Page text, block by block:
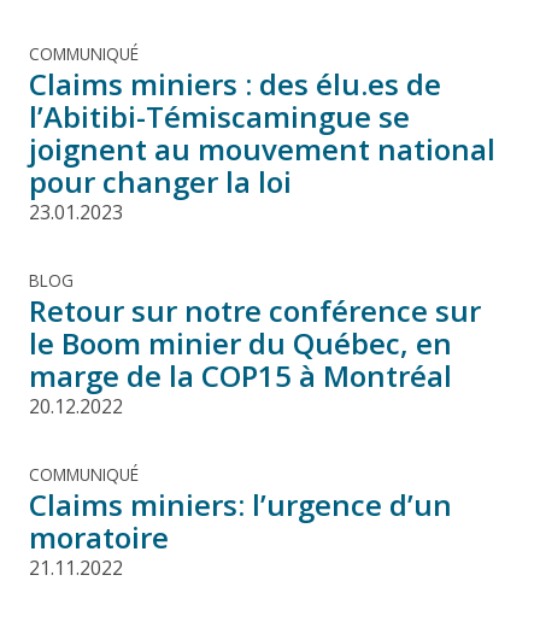
COMMUNIQUÉ
Claims miniers : des élu.es de
l’Abitibi-Témiscamingue se
joignent au mouvement national
pour changer la loi
23.01.2023
BLOG
Retour sur notre conférence sur
le Boom minier du Québec, en
marge de la COP15 à Montréal
20.12.2022
COMMUNIQUÉ
Claims miniers: l’urgence d’un
moratoire
21.11.2022